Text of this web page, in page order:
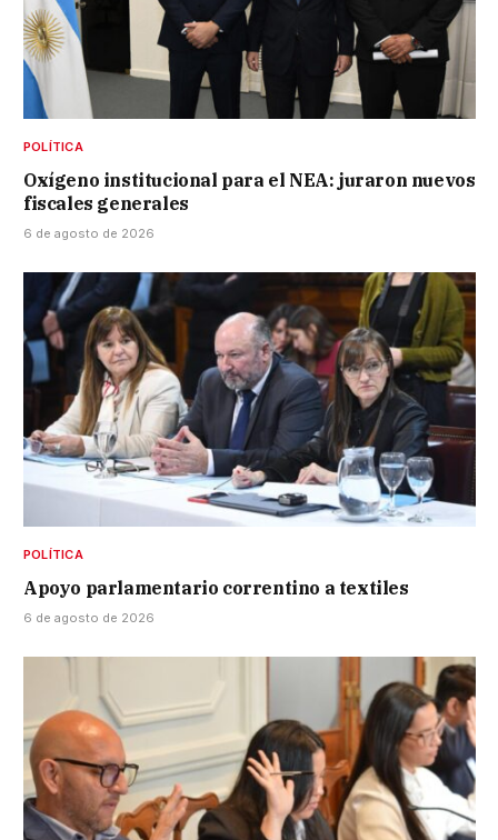
POLÍTICA
Oxígeno institucional para el NEA: juraron nuevos
fiscales generales
6 de agosto de 2026
POLÍTICA
Apoyo parlamentario correntino a textiles
6 de agosto de 2026